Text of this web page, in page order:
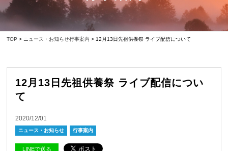
TOP > ニュース・お知らせ行事案内 > 12月13日先祖供養祭 ライブ配信について
12月13日先祖供養祭 ライブ配信につい
て
2020/12/01
ニュース・お知らせ 行事案内
LINEで送る